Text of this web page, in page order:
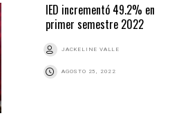
IED incrementó 49.2% en
primer semestre 2022
JACKELINE VALLE
AGOSTO 25, 2022